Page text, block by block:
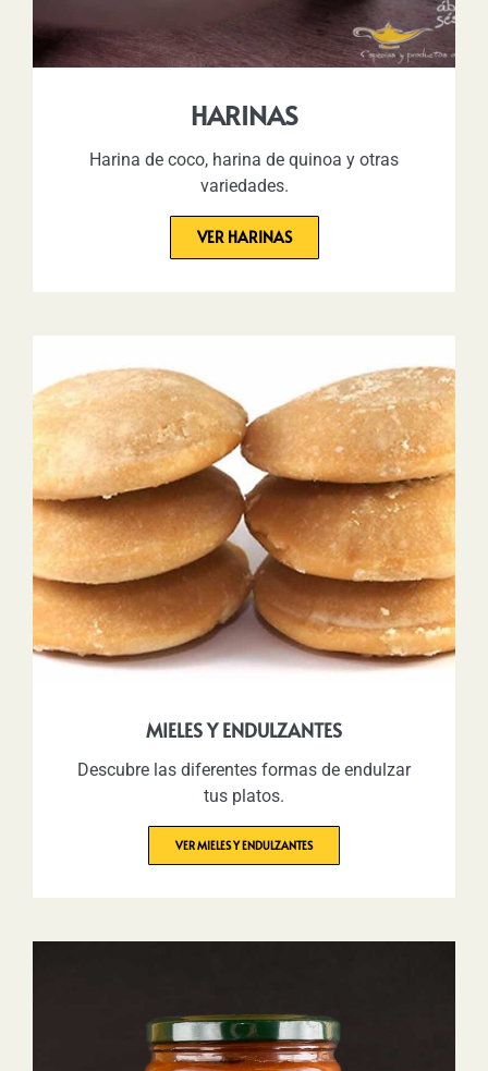
HARINAS
Harina de coco, harina de quinoa y otras
variedades.
VER HARINAS
MIELES Y ENDULZANTES
Descubre las diferentes formas de endulzar
tus platos.
VER MIELES Y ENDULZANTES